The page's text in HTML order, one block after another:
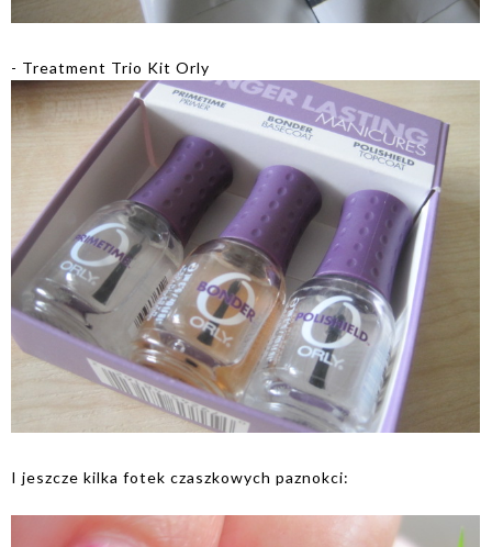
- Treatment Trio Kit Orly
I jeszcze kilka fotek czaszkowych paznokci: